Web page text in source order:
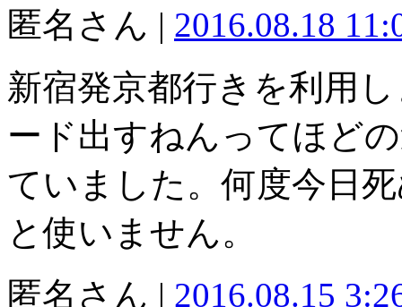
匿名さん | 2016.08.18
新宿発京都行きを利用
ード出すねんってほど
ていました。何度今日
と使いません。
匿名さん | 2016.08.15